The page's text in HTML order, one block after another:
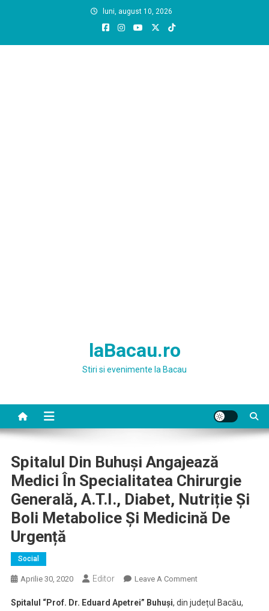
luni, august 10, 2026
laBacau.ro
Stiri si evenimente la Bacau
Spitalul Din Buhuși Angajează
Medici În Specialitatea Chirurgie
Generală, A.T.I., Diabet, Nutriție Și
Boli Metabolice Și Medicină De
Urgență
Social
Aprilie 30, 2020 Editor Leave A CommentOn
Din
Spitalul “Prof. Dr. Eduard Apetrei” Buhuși, din județul Bacău,